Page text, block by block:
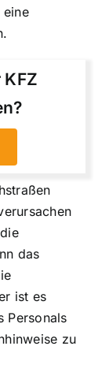
eine
das
ist es
Personals
zu